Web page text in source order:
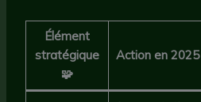
Élément
stratégique
🧩
Action en 2025